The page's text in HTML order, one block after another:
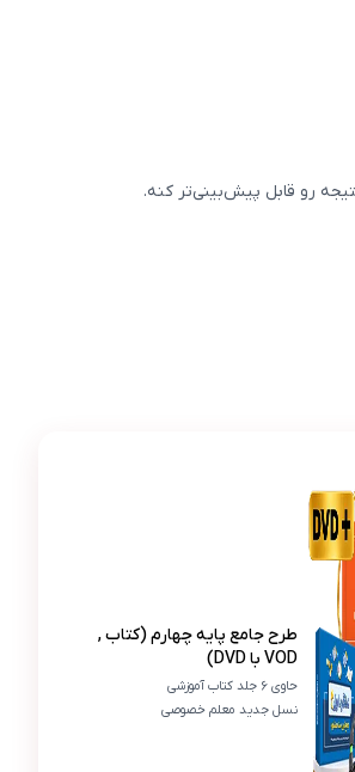
رو قابل پیش‌بینی‌تر کنه.
به عنوان معلم، این کتاب رو به
تا به طور کامل مفاهیم رو درک کنن و من
طرح جامع پایه چهارم (کتاب ,
VOD با DVD)
حاوی 6 جلد کتاب آموزشی
نسل جدید معلم خصوصی